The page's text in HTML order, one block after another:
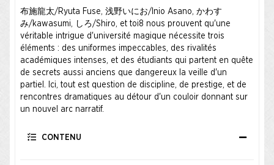
布施龍太/Ryuta Fuse, 浅野いにお/Inio Asano, かわす
み/kawasumi, しろ/Shiro, et toi8 nous prouvent qu'une
véritable intrigue d'université magique nécessite trois
éléments : des uniformes impeccables, des rivalités
académiques intenses, et des étudiants qui partent en quête
de secrets aussi anciens que dangereux la veille d'un
partiel. Ici, tout est question de discipline, de prestige, et de
rencontres dramatiques au détour d'un couloir donnant sur
un nouvel arc narratif.
CONTENU